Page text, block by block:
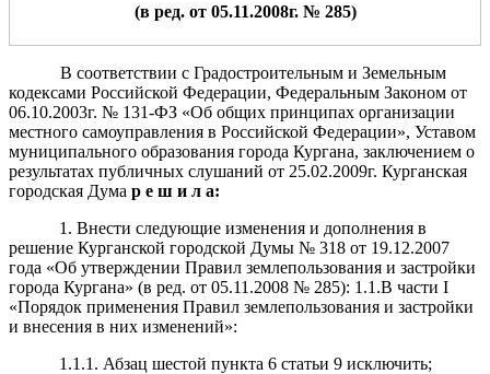
(в ред. от 05.11.2008г. № 285)
В соответствии с Градостроительным и Земельным
кодексами Российской Федерации, Федеральным Законом от
06.10.2003г. № 131-ФЗ «Об общих принципах организации
местного самоуправления в Российской Федерации», Уставом
муниципального образования города Кургана, заключением о
результатах публичных слушаний от 25.02.2009г. Курганская
городская Дума р е ш и л а:
1. Внести следующие изменения и дополнения в
решение Курганской городской Думы № 318 от 19.12.2007
года «Об утверждении Правил землепользования и застройки
города Кургана» (в ред. от 05.11.2008 № 285): 1.1.В части I
«Порядок применения Правил землепользования и застройки
и внесения в них изменений»:
1.1.1. Абзац шестой пункта 6 статьи 9 исключить;